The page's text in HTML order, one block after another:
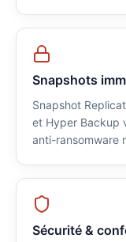
Snapshots
Snapshot
et Hyper Backup
anti-ransomware
Sécurité &